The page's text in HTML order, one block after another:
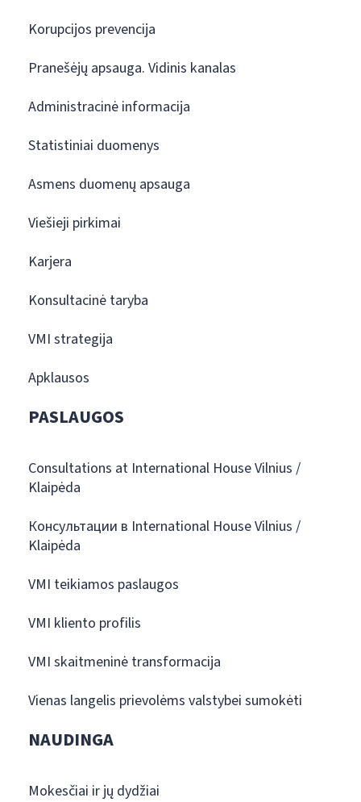
Korupcijos prevencija
Pranešėjų apsauga. Vidinis kanalas
Administracinė informacija
Statistiniai duomenys
Asmens duomenų apsauga
Viešieji pirkimai
Karjera
Konsultacinė taryba
VMI strategija
Apklausos
PASLAUGOS
Consultations at International House Vilnius /
Klaipėda
Консультации в International House Vilnius /
Klaipėda
VMI teikiamos paslaugos
VMI kliento profilis
VMI skaitmeninė transformacija
Vienas langelis prievolėms valstybei sumokėti
NAUDINGA
Mokesčiai ir jų dydžiai